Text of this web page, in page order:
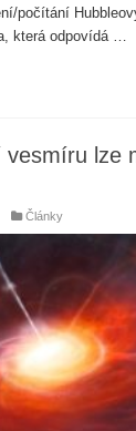
počítání
která odpovídá …
lze
Články